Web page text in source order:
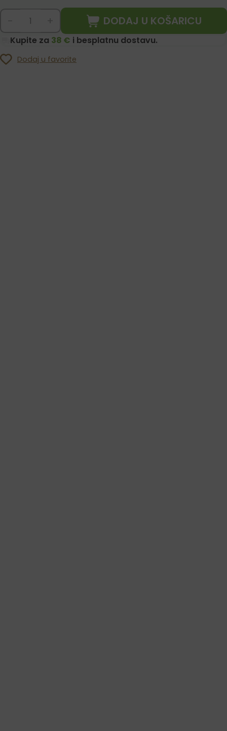
DODAJ U KOŠARICU
Kupite za 38 € i besplatnu dostavu.
Dodaj u favorite